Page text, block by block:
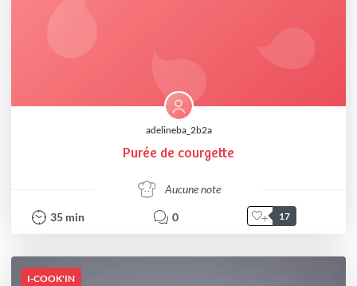
adelineba_2b2a
Purée de courgette
Aucune note
35 min 0 17
I-COOK'IN